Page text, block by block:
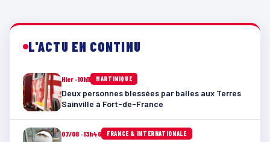
L'ACTU EN CONTINU
Hier · 10h11 MARTINIQUE
Deux personnes blessées par balles aux Terres
Sainville à Fort-de-France
07/08 · 13h46 FRANCE & INTERNATIONALE